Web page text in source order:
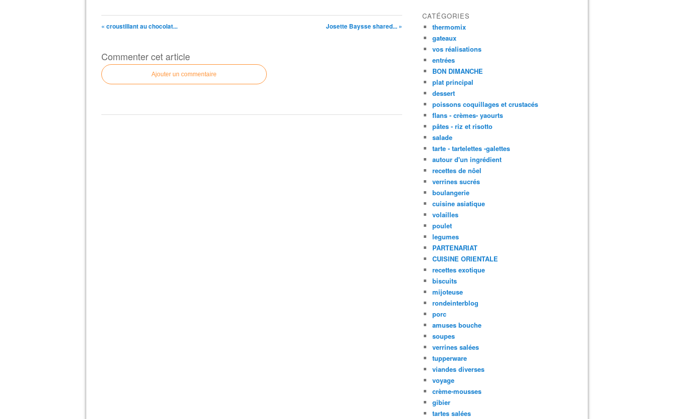
« croustillant au chocolat... Josette Baysse shared... »
Commenter cet article
Ajouter un commentaire
CATÉGORIES
thermomix
gateaux
vos réalisations
entrées
BON DIMANCHE
plat principal
dessert
poissons coquillages et crustacés
flans - crèmes- yaourts
pâtes - riz et risotto
salade
tarte - tartelettes -galettes
autour d'un ingrédient
recettes de nôel
verrines sucrés
boulangerie
cuisine asiatique
volailles
poulet
legumes
PARTENARIAT
CUISINE ORIENTALE
recettes exotique
biscuits
mijoteuse
rondeinterblog
porc
amuses bouche
soupes
verrines salées
tupperware
viandes diverses
voyage
crème-mousses
gibier
tartes salées